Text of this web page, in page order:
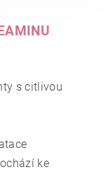
s citlivou
ke